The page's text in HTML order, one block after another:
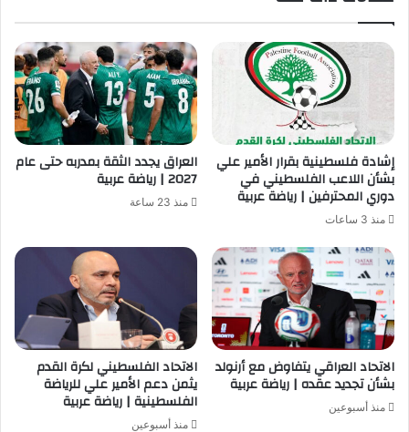
ع
2
-
0
2
3
»
ز
ت
أ
ي
د
خ
ف
ض
ا
ل
ف
ا
ئ
إشادة فلسطينية بقرار الأمير علي
بشأن اللاعب الفلسطيني في
دوري المحترفين | رياضة عربية
منذ 3 ساعات
العراق يجدد الثقة بمدربه حتى عام
2027 | رياضة عربية
منذ 23 ساعة
الاتحاد العراقي يتفاوض مع أرنولد
بشأن تجديد عقده | رياضة عربية
منذ أسبوعين
الاتحاد الفلسطيني لكرة القدم
يثمن دعم الأمير علي للرياضة
الفلسطينية | رياضة عربية
منذ أسبوعين